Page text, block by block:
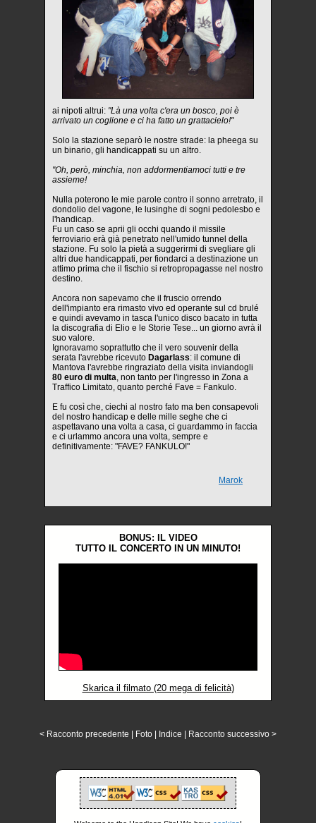
ai nipoti altrui: "Là una volta c'era un bosco, poi è
arrivato un coglione e ci ha fatto un grattacielo!"
Solo la stazione separò le nostre strade: la pheega su
un binario, gli handicappati su un altro.
"Oh, però, minchia, non addormentiamoci tutti e tre
assieme!
Nulla poterono le mie parole contro il sonno arretrato, il
dondolio del vagone, le lusinghe di sogni pedolesbo e
l'handicap.
Fu un caso se aprii gli occhi quando il missile
ferroviario erà già penetrato nell'umido tunnel della
stazione. Fu solo la pietà a suggerirmi di svegliare gli
altri due handicappati, per fiondarci a destinazione un
attimo prima che il fischio si retropropagasse nel nostro
destino.
Ancora non sapevamo che il fruscio orrendo
dell'impianto era rimasto vivo ed operante sul cd brulé
e quindi avevamo in tasca l'unico disco bacato in tutta
la discografia di Elio e le Storie Tese... un giorno avrà il
suo valore.
Ignoravamo soprattutto che il vero souvenir della
serata l'avrebbe ricevuto Dagarlass: il comune di
Mantova l'avrebbe ringraziato della visita inviandogli
80 euro di multa , non tanto per l'ingresso in Zona a
Traffico Limitato, quanto perché Fave = Fankulo.
E fu così che, ciechi al nostro fato ma ben consapevoli
del nostro handicap e delle mille seghe che ci
aspettavano una volta a casa, ci guardammo in faccia
e ci urlammo ancora una volta, sempre e
definitivamente: "FAVE? FANKULO!"
Marok
BONUS: IL VIDEO
TUTTO IL CONCERTO IN UN MINUTO!
Skarica il filmato (20 mega di felicità)
< Racconto precedente | Foto | Indice | Racconto successivo >